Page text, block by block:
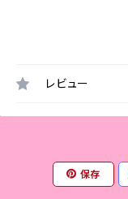
レビュー
保存